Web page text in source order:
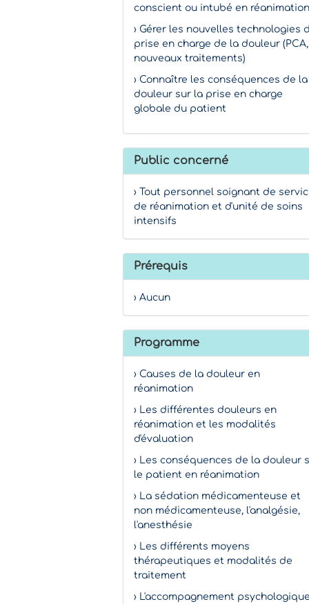
conscient ou intubé en réanimation
› Gérer les nouvelles technologies
prise en charge de la douleur (PCA,
nouveaux traitements)
› Connaître les conséquences de la
douleur sur la prise en charge
globale du patient
Public concerné
› Tout personnel soignant de
de réanimation et d'unité de soins
intensifs
Prérequis
› Aucun
Programme
› Causes de la douleur en
réanimation
› Les différentes douleurs en
réanimation et les modalités
d'évaluation
› Les conséquences de la douleur
le patient en réanimation
› La sédation médicamenteuse et
non médicamenteuse, l'analgésie,
l'anesthésie
› Les différents moyens
thérapeutiques et modalités de
traitement
› L'accompagnement